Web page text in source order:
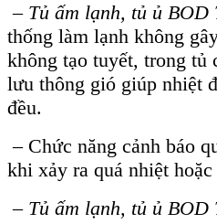
– Tủ ấm lạnh, tủ ủ BOD
thống làm lạnh không
không tạo tuyết, trong tủ
lưu thông gió giúp nhiệt
đều.
– Chức năng cảnh báo
khi xảy ra quá nhiệt hoặc
– Tủ ấm lạnh, tủ ủ BOD